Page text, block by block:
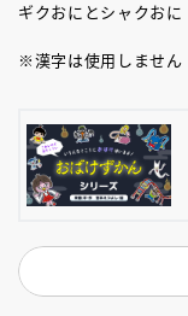
ギクおにとシャクおに
※漢字は使用しません